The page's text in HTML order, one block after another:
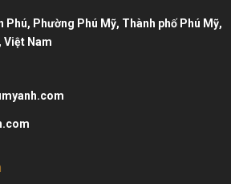
Phú, Phường Phú Mỹ, Thành phố Phú Mỹ,
Việt Nam